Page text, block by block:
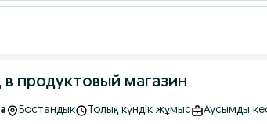
в продуктовый магазин
Бостандык Толық күндік жұмыс Аусымды